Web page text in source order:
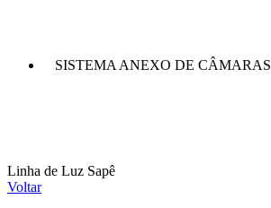
SISTEMA ANEXO DE CÂMARAS
Linha de Luz Sapê
Voltar